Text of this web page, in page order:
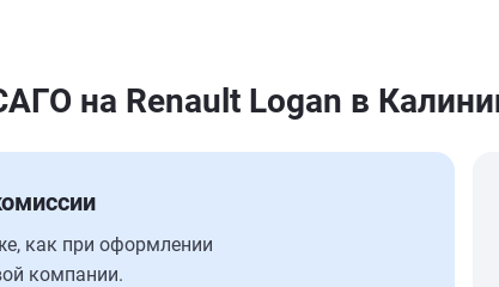
на Renault Logan в
как при оформлении
компании.